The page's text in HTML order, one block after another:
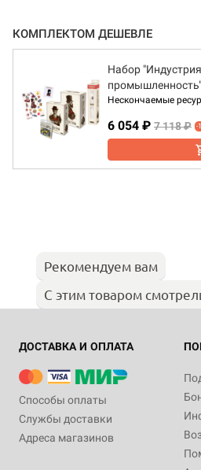
КОМПЛЕКТОМ ДЕШЕВЛЕ
Набор
промышленность"
Нескончаемые
6 054 ₽ 7 118 ₽ -
Рекомендуем вам
С этим товаром
ДОСТАВКА И ОПЛАТА
Способы оплаты
Службы доставки
Адреса магазинов